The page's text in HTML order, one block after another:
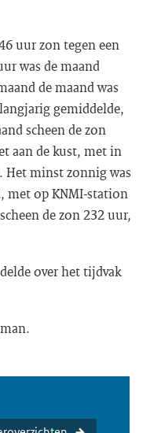
uur zon tegen een
was de maand
de maand was
gemiddelde,
scheen de zon
aan de kust, met in
Het minst zonnig was
met op KNMI-station
de zon 232 uur,
over het tijdvak